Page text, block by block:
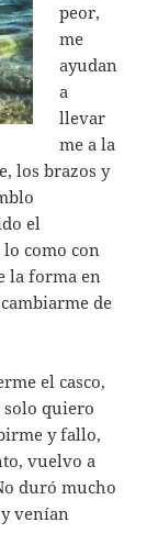
peor,
me
ayudan
a
llevar
me a la
los brazos y
el
lo como con
la forma en
de
el casco,
solo quiero
y fallo,
vuelvo a
duró mucho
venían